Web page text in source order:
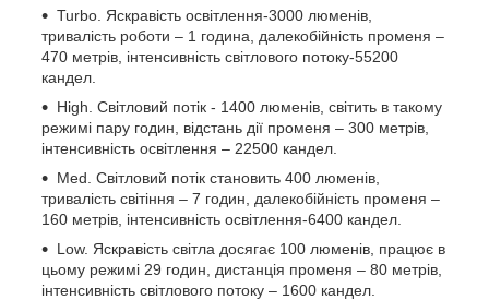
Turbo. Яскравість освітлення-3000 люменів,
тривалість роботи – 1 година, далекобійність променя –
470 метрів, інтенсивність світлового потоку-55200
кандел.
High. Світловий потік - 1400 люменів, світить в такому
режимі пару годин, відстань дії променя – 300 метрів,
інтенсивність освітлення – 22500 кандел.
Med. Світловий потік становить 400 люменів,
тривалість світіння – 7 годин, далекобійність променя –
160 метрів, інтенсивність освітлення-6400 кандел.
Low. Яскравість світла досягає 100 люменів, працює в
цьому режимі 29 годин, дистанція променя – 80 метрів,
інтенсивність світлового потоку – 1600 кандел.